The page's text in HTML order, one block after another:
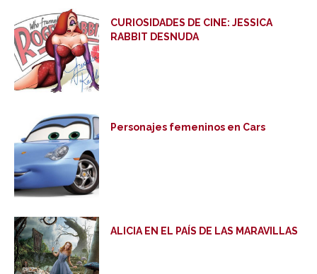
CURIOSIDADES DE CINE: JESSICA
RABBIT DESNUDA
Personajes femeninos en Cars
ALICIA EN EL PAÍS DE LAS MARAVILLAS